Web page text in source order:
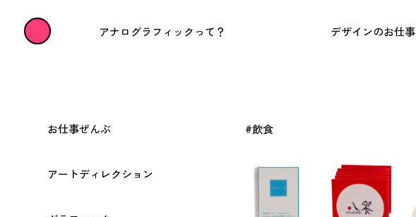
アナログラフィックって？ デザインのお仕事
お仕事ぜんぶ
アートディレクション
#飲食